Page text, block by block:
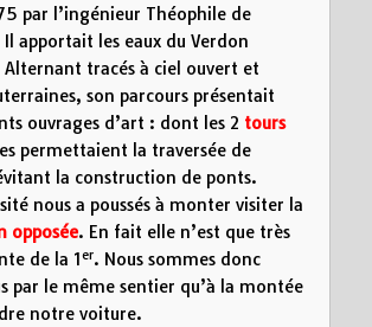
par l’ingénieur Théophile de
Il apportait les eaux du Verdon
Alternant tracés à ciel ouvert et
son parcours présentait
ouvrages d’art : dont les 2 tours
permettaient la traversée de
la construction de ponts.
nous a poussés à monter visiter la
opposée. En fait elle n’est que très
de la 1er. Nous sommes donc
par le même sentier qu’à la montée
notre voiture.